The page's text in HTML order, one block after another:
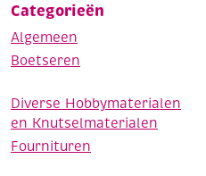
Categorieën
Algemeen
Boetseren
Diverse Hobbymaterialen
en Knutselmaterialen
Fournituren